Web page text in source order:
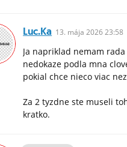
Luc.ka 13. mája 2026 23:58
Ja napriklad nemam
nedokaze podla mna
pokial chce nieco viac
Za 2 tyzdne ste museli
kratko.